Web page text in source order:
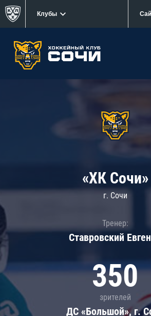
Клубы
«ХК Сочи»
г. Сочи
Тренер:
Ставровский
350
зрителей
ДС «Большой», г.